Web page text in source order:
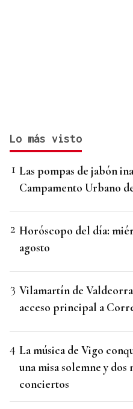
Lo más visto
Las pompas de jabón
Campamento Urbano
Horóscopo del día:
agosto
Vilamartín de
acceso principal a
La música de Vigo
una misa solemne y dos
conciertos